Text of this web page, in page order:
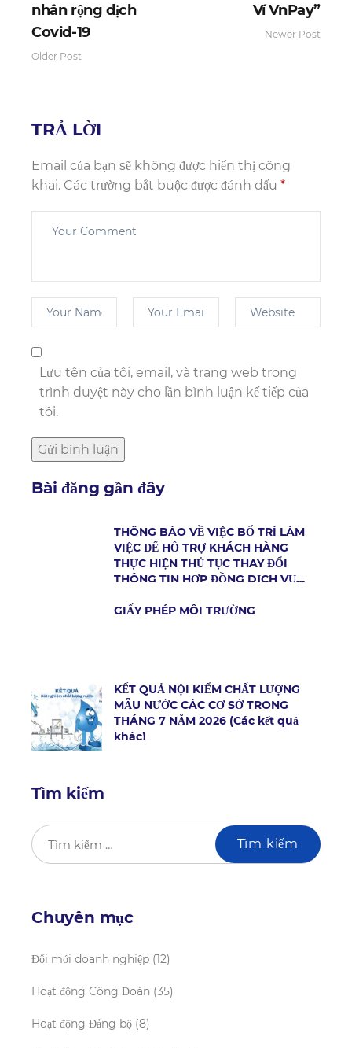
nhân rộng dịch
Covid-19
Older Post
Ví VnPay”
Newer Post
TRẢ LỜI
Email của bạn sẽ không được hiển thị công
khai. Các trường bắt buộc được đánh dấu *
Lưu tên của tôi, email, và trang web trong
trình duyệt này cho lần bình luận kế tiếp của
tôi.
Bài đăng gần đây
THÔNG BÁO VỀ VIỆC BỐ TRÍ LÀM
VIỆC ĐỂ HỖ TRỢ KHÁCH HÀNG
THỰC HIỆN THỦ TỤC THAY ĐỔI
THÔNG TIN HỢP ĐỒNG DỊCH VỤ
GIẤY PHÉP MÔI TRƯỜNG
KẾT QUẢ NỘI KIỂM CHẤT LƯỢNG
MẪU NƯỚC CÁC CƠ SỞ TRONG
THÁNG 7 NĂM 2026 (Các kết quả
khác)
Tìm kiếm
Chuyên mục
Đổi mới doanh nghiệp (12)
Hoạt động Công Đoàn (35)
Hoạt động Đảng bộ (8)